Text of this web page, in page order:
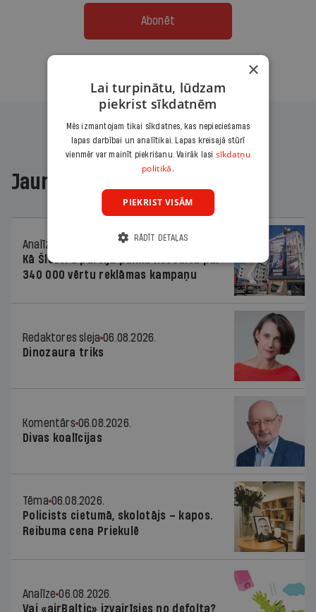
Abonēt
Jaunākajā žurnālā
Analīze
Kā Šlesera partija palika nesodīta par
340 000 vērtu reklāmas kampaņu
Redaktores sleja 06.08.2026.
Dinozaura triks
Komentārs 06.08.2026.
Divas koalīcijas
Tēma 06.08.2026.
Policists cietumā, skolotājs – kapos.
Reibuma cena Priekulē
Analīze 06.08.2026.
Vai «airBaltic» izvairīsies no defolta?
×
Lai turpinātu, lūdzam
piekrist sīkdatnēm
Mēs izmantojam tikai sīkdatnes, kas nepieciešamas
lapas darbībai un analītikai. Lapas kreisajā stūrī
vienmēr var mainīt piekrišanu. Vairāk lasi sīkdatņu
politikā.
PIEKRIST VISĀM
RĀDĪT DETAĻAS